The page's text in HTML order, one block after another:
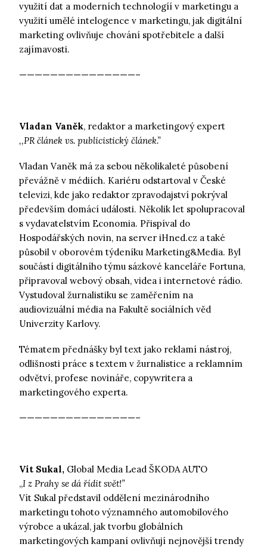
využití dat a moderních technologíí v marketingu a
využití umělé intelogence v marketingu, jak digitální
marketing ovlivňuje chování spotřebitele a další
zajímavosti.
———————————————–
Vladan Vaněk, redaktor a marketingový expert
,,PR článek vs. publicistický článek.”
Vladan Vaněk má za sebou několikaleté působení
převážně v médiích. Kariéru odstartoval v České
televizi, kde jako redaktor zpravodajství pokrýval
především domácí události. Několik let spolupracoval
s vydavatelstvím Economia. Přispíval do
Hospodářských novin, na server iHned.cz a také
působil v oborovém týdeníku Marketing&Media. Byl
součástí digitálního týmu sázkové kanceláře Fortuna,
připravoval webový obsah, videa i internetové rádio.
Vystudoval žurnalistiku se zaměřením na
audiovizuální média na Fakultě sociálních věd
Univerzity Karlovy.
Tématem přednášky byl text jako reklamí nástroj,
odlišnosti práce s textem v žurnalistice a reklamním
odvětví, profese novináře, copywritera a
marketingového experta.
———————————————–
Vít Sukal, Global Media Lead ŠKODA AUTO
,,I z Prahy se dá řídit svět!”
Vít Sukal představil oddělení mezinárodního
marketingu tohoto významného automobilového
výrobce a ukázal, jak tvorbu globálních
marketingových kampaní ovlivňují nejnovější trendy